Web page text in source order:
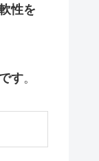
性を
す。